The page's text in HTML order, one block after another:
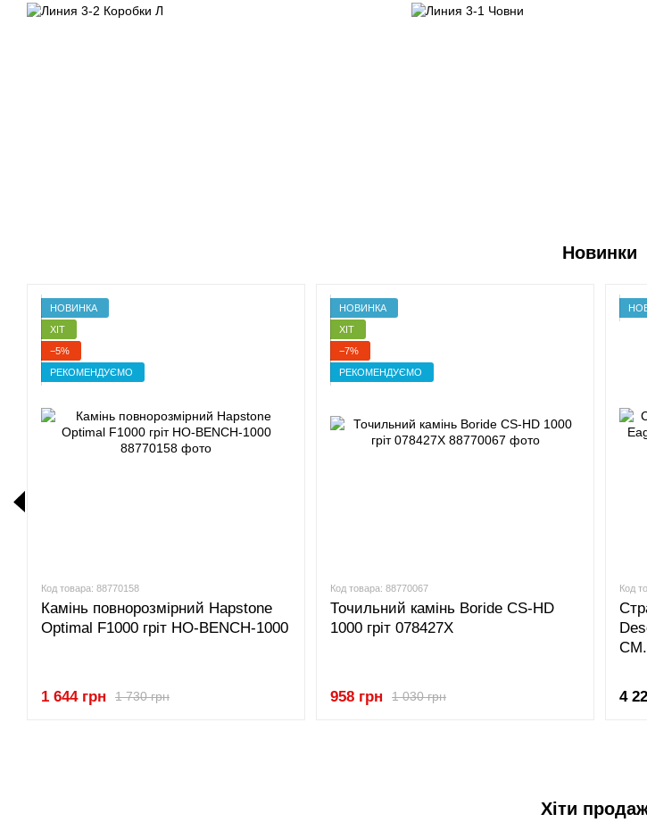
Новинки
НОВИНКА
ХІТ
−5%
РЕКОМЕНДУЄМО
Код товара: 88770158
Камінь повнорозмірний Hapstone
Optimal F1000 гріт HO-BENCH-1000
1 730 грн
1 644 грн
НОВИНКА
ХІТ
−7%
РЕКОМЕНДУЄМО
Код товара: 88770067
Точильний камінь Boride CS-HD
1000 гріт 078427X
1 030 грн
958 грн
Код
4
Хіти